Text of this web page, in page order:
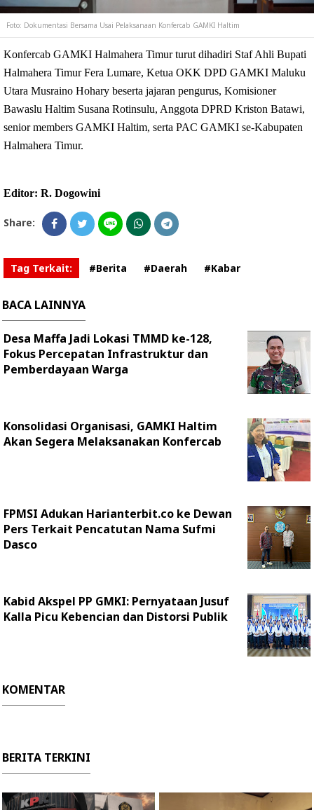
Foto: Dokumentasi Bersama Usai Pelaksanaan Konfercab GAMKI Haltim
Konfercab GAMKI Halmahera Timur turut dihadiri Staf Ahli Bupati
Halmahera Timur Fera Lumare, Ketua OKK DPD GAMKI Maluku
Utara Musraino Hohary beserta jajaran pengurus, Komisioner
Bawaslu Haltim Susana Rotinsulu, Anggota DPRD Kriston Batawi,
senior members GAMKI Haltim, serta PAC GAMKI se-Kabupaten
Halmahera Timur.
Editor: R. Dogowini
Share:
Tag Terkait: #Berita #Daerah #Kabar
BACA LAINNYA
Desa Maffa Jadi Lokasi TMMD ke-128,
Fokus Percepatan Infrastruktur dan
Pemberdayaan Warga
Konsolidasi Organisasi, GAMKI Haltim
Akan Segera Melaksanakan Konfercab
FPMSI Adukan Harianterbit.co ke Dewan
Pers Terkait Pencatutan Nama Sufmi
Dasco
Kabid Akspel PP GMKI: Pernyataan Jusuf
Kalla Picu Kebencian dan Distorsi Publik
KOMENTAR
BERITA TERKINI